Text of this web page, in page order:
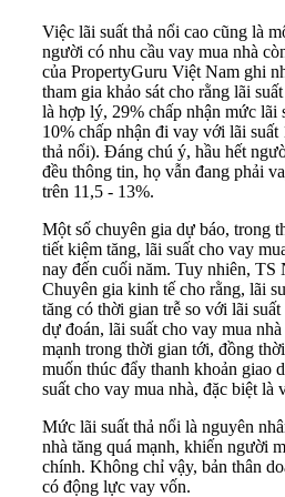
Việc lãi suất thả nổi cao cũng là
người có nhu cầu vay mua nhà
của PropertyGuru Việt Nam ghi
tham gia khảo sát cho rằng lãi
là hợp lý, 29% chấp nhận mức lãi
10% chấp nhận đi vay với lãi
thả nổi). Đáng chú ý, hầu hết
đều thông tin, họ vẫn đang phải
trên 11,5 - 13%.
Một số chuyên gia dự báo, trong
tiết kiệm tăng, lãi suất cho vay
nay đến cuối năm. Tuy nhiên,
Chuyên gia kinh tế cho rằng, lãi
tăng có thời gian trễ so với lãi
dự đoán, lãi suất cho vay mua
mạnh trong thời gian tới, đồng
muốn thúc đẩy thanh khoản giao
suất cho vay mua nhà, đặc biệt là
Mức lãi suất thả nổi là nguyên
nhà tăng quá mạnh, khiến người
chính. Không chỉ vậy, bản thân
có động lực vay vốn.